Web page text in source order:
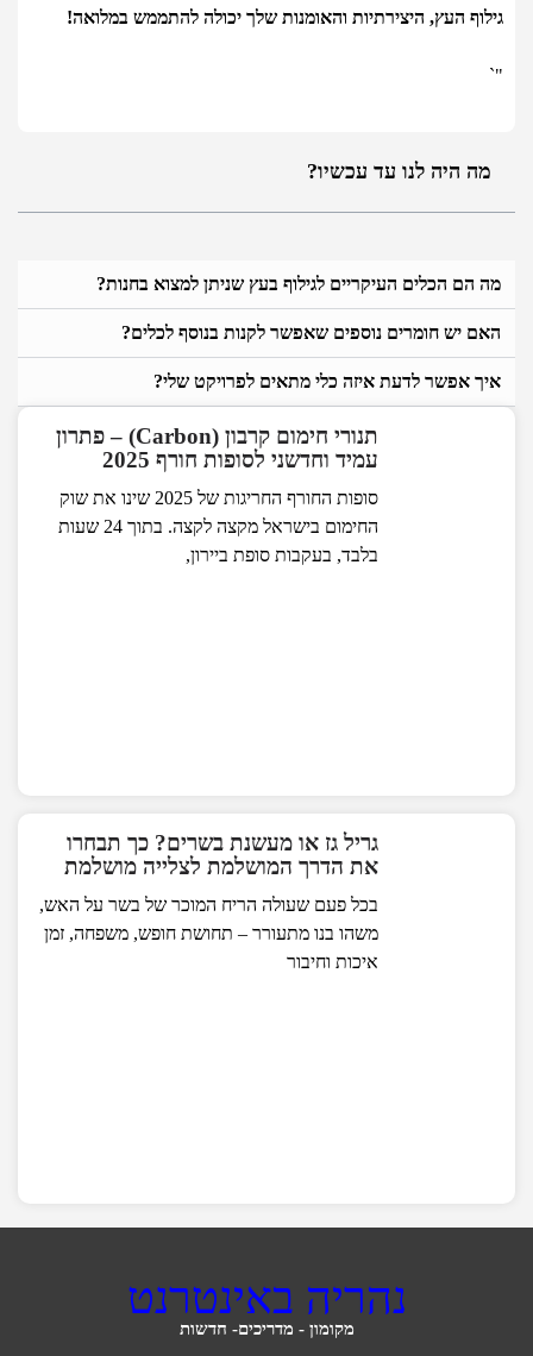
גילוף העץ, היצירתיות והאומנות שלך יכולה להתממש במלואה!
"`
מה היה לנו עד עכשיו?
מה הם הכלים העיקריים לגילוף בעץ שניתן למצוא בחנות?
האם יש חומרים נוספים שאפשר לקנות בנוסף לכלים?
איך אפשר לדעת איזה כלי מתאים לפרויקט שלי?
תנורי חימום קרבון (Carbon) – פתרון
עמיד וחדשני לסופות חורף 2025
סופות החורף החריגות של 2025 שינו את שוק
החימום בישראל מקצה לקצה. בתוך 24 שעות
בלבד, בעקבות סופת ביירון,
גריל גז או מעשנת בשרים? כך תבחרו
את הדרך המושלמת לצלייה מושלמת
בכל פעם שעולה הריח המוכר של בשר על האש,
משהו בנו מתעורר – תחושת חופש, משפחה, זמן
איכות וחיבור
נהריה באינטרנט
מקומון - מדריכים- חדשות